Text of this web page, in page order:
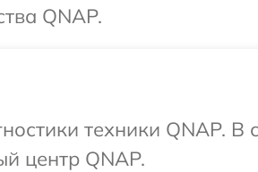
QNAP.
техники QNAP. В
центр QNAP.